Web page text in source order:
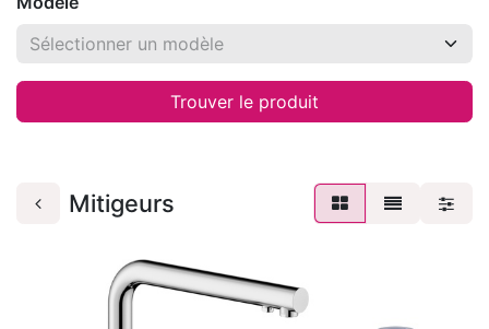
Trouver le produit
Mitigeurs